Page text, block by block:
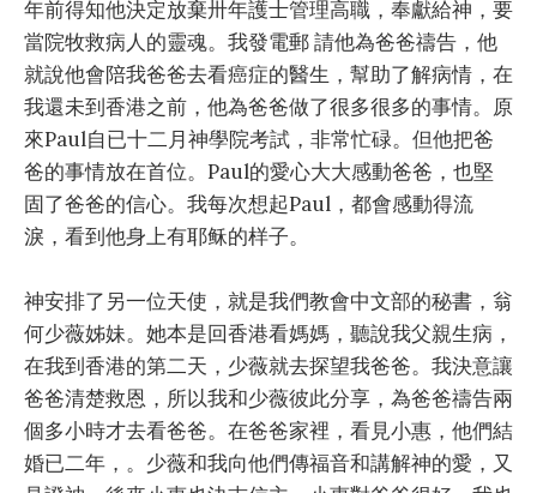
年前得知他決定放棄卅年護士管理高職，奉獻給神，要
當院牧救病人的靈魂。我發電郵 請他為爸爸禱告，他
就說他會陪我爸爸去看癌症的醫生，幫助了解病情，在
我還未到香港之前，他為爸爸做了很多很多的事情。原
來Paul自已十二月神學院考試，非常忙碌。但他把爸
爸的事情放在首位。Paul的愛心大大感動爸爸，也堅
固了爸爸的信心。我每次想起Paul，都會感動得流
淚，看到他身上有耶稣的样子。
神安排了另一位天使，就是我們教會中文部的秘書，翁
何少薇姊妹。她本是回香港看媽媽，聽說我父親生病，
在我到香港的第二天，少薇就去探望我爸爸。我決意讓
爸爸清楚救恩，所以我和少薇彼此分享，為爸爸禱告兩
個多小時才去看爸爸。在爸爸家裡，看見小惠，他們結
婚已二年，。少薇和我向他們傳福音和講解神的愛，又